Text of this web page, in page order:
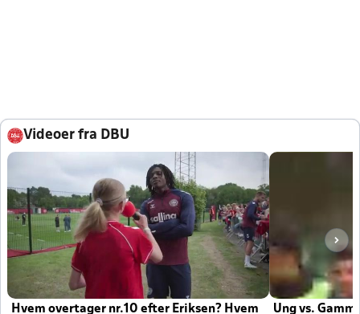
Videoer fra DBU
Hvem overtager nr.10 efter Eriksen? Hvem
Ung vs.